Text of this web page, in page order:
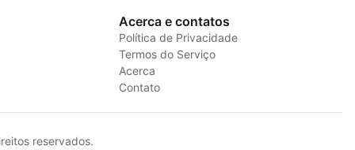
Acerca e contatos
Política de Privacidade
Termos do Serviço
Acerca
Contato
reservados.